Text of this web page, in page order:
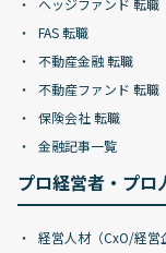
ヘッジファンド 転職
FAS 転職
不動産金融 転職
不動産ファンド 転職
保険会社 転職
金融記事一覧
プロ経営者・プロ
経営人材（CxO/経営